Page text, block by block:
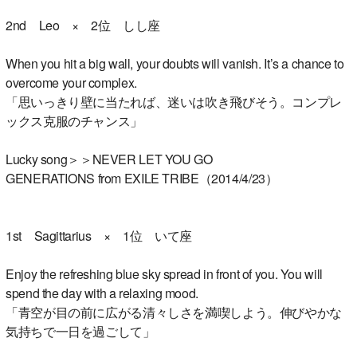
2nd Leo × 2位 しし座
When you hit a big wall, your doubts will vanish. It’s a chance to
overcome your complex.
「思いっきり壁に当たれば、迷いは吹き飛びそう。コンプレ
ックス克服のチャンス」
Lucky song＞＞NEVER LET YOU GO
GENERATIONS from EXILE TRIBE（2014/4/23）
1st Sagittarius × 1位 いて座
Enjoy the refreshing blue sky spread in front of you. You will
spend the day with a relaxing mood.
「青空が目の前に広がる清々しさを満喫しよう。伸びやかな
気持ちで一日を過ごして」